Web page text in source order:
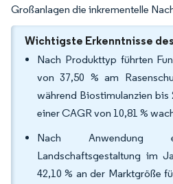
Großanlagen die inkrementelle
Wichtigste Erkenntnisse
Nach Produkttyp führten
von 37,50 % am
während Biostimulanzien
einer CAGR von 10,81 %
Nach
Landschaftsgestaltung im
42,10 % an der Marktgröße